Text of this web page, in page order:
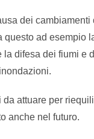
dei
questo ad
difesa dei fiumi
attuare per
anche nel futuro.